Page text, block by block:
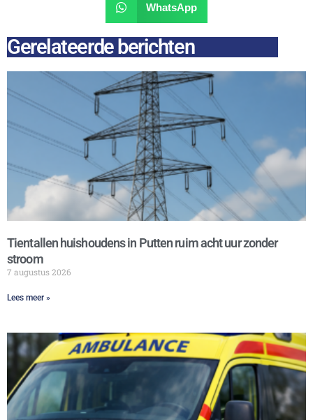
WhatsApp
Gerelateerde berichten
Tientallen huishoudens in Putten ruim acht uur zonder
stroom
7 augustus 2026
Lees meer »